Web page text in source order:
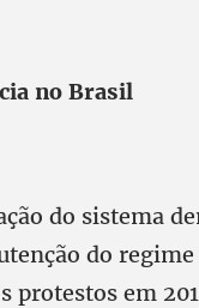
no Brasil
do sistema
do
protestos em